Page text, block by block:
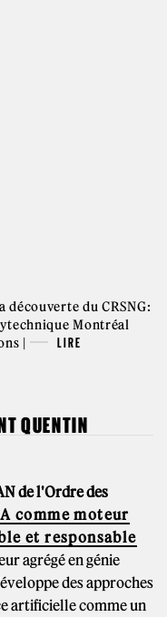
découverte du CRSNG:
Montréal
|
LIRE
QUENTIN
de l'Ordre des
comme moteur
et responsable
agrégé en génie
des approches
artificielle comme un